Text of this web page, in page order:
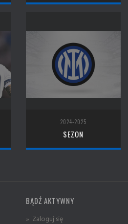
2024-2025
SEZON
BĄDŹ AKTYWNY
» Zaloguj się